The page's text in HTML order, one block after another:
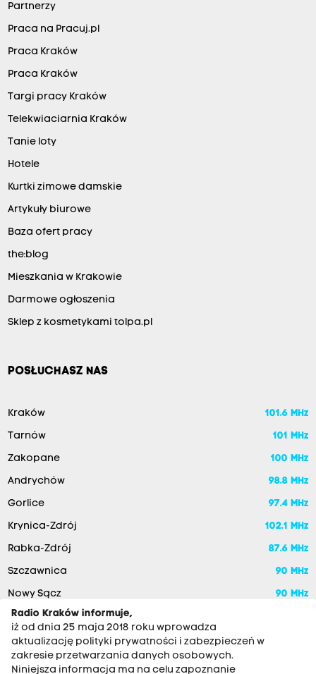
Partnerzy
Praca na Pracuj.pl
Praca Kraków
Praca Kraków
Targi pracy Kraków
Telekwiaciarnia Kraków
Tanie loty
Hotele
Kurtki zimowe damskie
Artykuły biurowe
Baza ofert pracy
the:blog
Mieszkania w Krakowie
Darmowe ogłoszenia
Sklep z kosmetykami tolpa.pl
POSŁUCHASZ NAS
Kraków 101.6 MHz
Tarnów 101 MHz
Zakopane 100 MHz
Andrychów 98.8 MHz
Gorlice 97.4 MHz
Krynica-Zdrój 102.1 MHz
Rabka-Zdrój 87.6 MHz
Szczawnica 90 MHz
Nowy Sącz
90 MHz
Radio Kraków informuje,
iż od dnia 25 maja 2018 roku wprowadza
aktualizację polityki prywatności i zabezpieczeń w
zakresie przetwarzania danych osobowych.
Niniejsza informacja ma na celu zapoznanie